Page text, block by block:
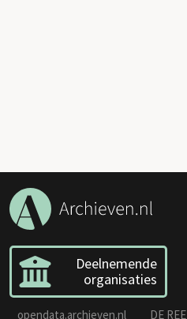
Deelnemende
organisaties
opendata.archieven.nl DE REE